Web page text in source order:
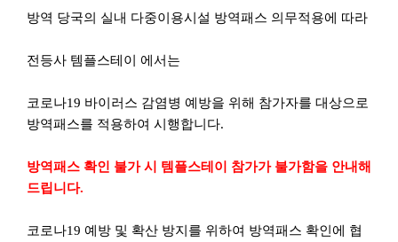
방역 당국의 실내 다중이용시설 방역패스 의무적용에 따라
전등사 템플스테이 에서는
코로나19 바이러스 감염병 예방을 위해 참가자를 대상으로
방역패스를 적용하여 시행합니다.
방역패스 확인 불가 시 템플스테이 참가가 불가함을 안내해
드립니다.
코로나19 예방 및 확산 방지를 위하여 방역패스 확인에 협